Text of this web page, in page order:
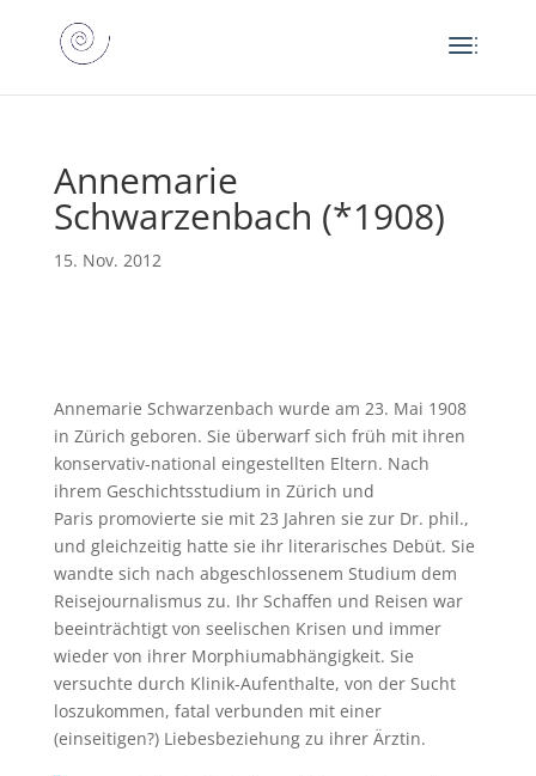
Annemarie
Schwarzenbach (*1908)
15. Nov. 2012
Annemarie Schwarzenbach wurde am 23. Mai 1908
in Zürich geboren. Sie überwarf sich früh mit ihren
konservativ-national eingestellten Eltern. Nach
ihrem Geschichtsstudium in Zürich und
Paris promovierte sie mit 23 Jahren sie zur Dr. phil.,
und gleichzeitig hatte sie ihr literarisches Debüt. Sie
wandte sich nach abgeschlossenem Studium dem
Reisejournalismus zu. Ihr Schaffen und Reisen war
beeinträchtigt von seelischen Krisen und immer
wieder von ihrer Morphiumabhängigkeit. Sie
versuchte durch Klinik-Aufenthalte, von der Sucht
loszukommen, fatal verbunden mit einer
(einseitigen?) Liebesbeziehung zu ihrer Ärztin.